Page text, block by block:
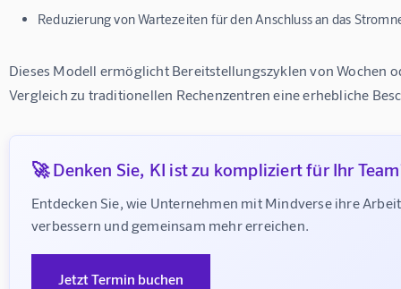
Reduzierung von Wartezeiten für den Anschluss an das
Dieses Modell ermöglicht Bereitstellungszyklen von Wochen
Vergleich zu traditionellen Rechenzentren eine erhebliche
🚀 Denken Sie, KI ist zu kompliziert für Ihr
Entdecken Sie, wie Unternehmen mit Mindverse ihre
verbessern und gemeinsam mehr erreichen.
Jetzt Termin buchen